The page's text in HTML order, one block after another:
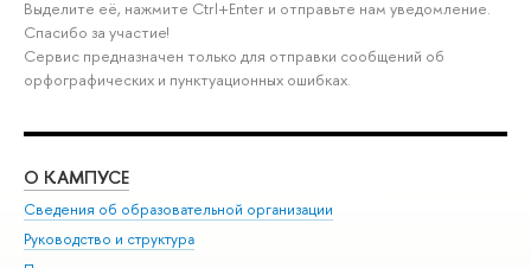
Выделите её, нажмите Ctrl+Enter и отправьте нам уведомление.
Спасибо за участие!
Сервис предназначен только для отправки сообщений об
орфографических и пунктуационных ошибках.
О КАМПУСЕ
Сведения об образовательной организации
Руководство и структура